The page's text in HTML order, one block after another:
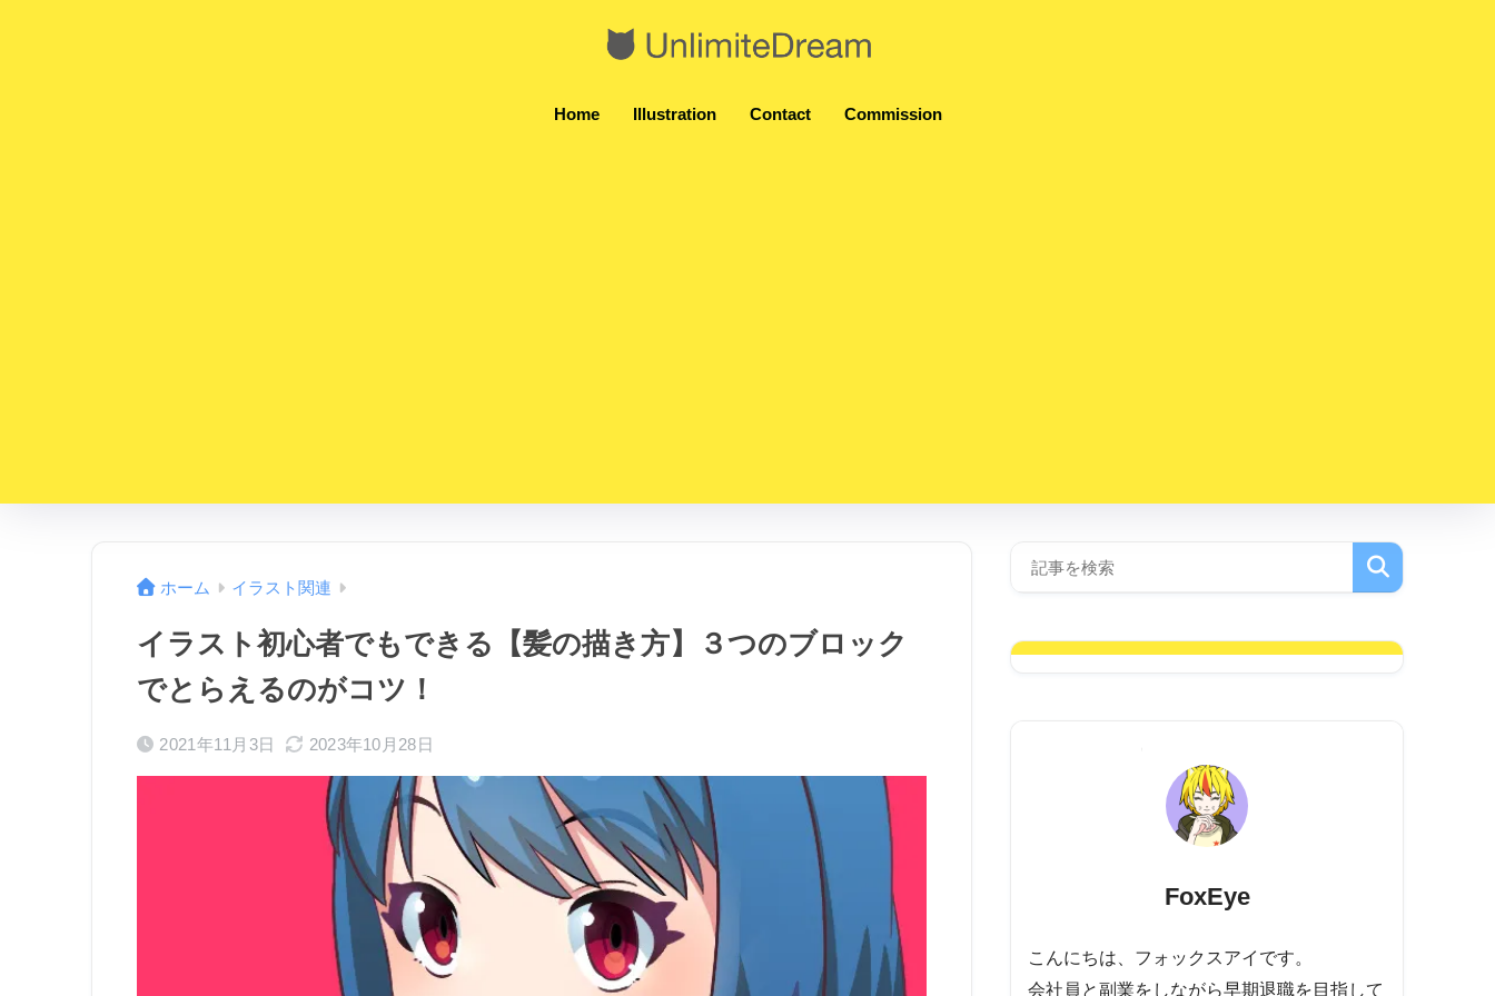
Home Illustration Contact Commission
ホーム イラスト関連
イラスト初心者でもできる【髪の描き方】３つのブロック
でとらえるのがコツ！
2021年11月3日 2023年10月28日
FoxEye
こんにちは、フォックスアイです。
会社員と副業をしながら早期退職を目指して